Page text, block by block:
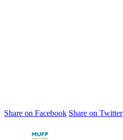
Share on Facebook Share on Twitter